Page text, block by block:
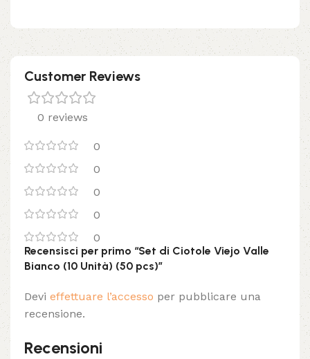
Customer Reviews
0 reviews
0
0
0
0
0
Recensioni
Recensisci per primo “Set di Ciotole Viejo Valle
Bianco (10 Unità) (50 pcs)”
Devi effettuare l’accesso per pubblicare una
recensione.